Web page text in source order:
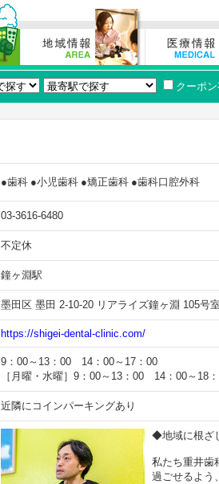
クーポ
●歯科 ●小児歯科 ●矯正歯科 ●歯科口腔外科
03-3616-6480
不定休
鐘ヶ淵駅
墨田区 墨田 2-10-20 リアライズ鐘ヶ淵 105号室
https://shigei-dental-clinic.com/
9：00～13：00 14：00～17：00
［月曜・水曜］9：00～13：00 14：00～18
近隣にコインパーキングあり
◆地域に根ざ
私たち重井歯
過ごせるよう